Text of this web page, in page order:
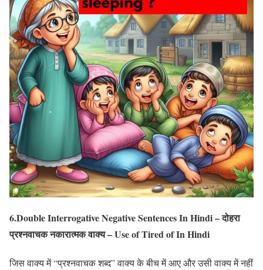
6.Double Interrogative Negative Sentences In Hindi – दोहरा
प्रश्नवाचक नकारात्मक वाक्य – Use of Tired of In Hindi
जिस वाक्य में “प्रश्नवाचक शब्द” वाक्य के बीच में आए और उसी वाक्य में नहीं